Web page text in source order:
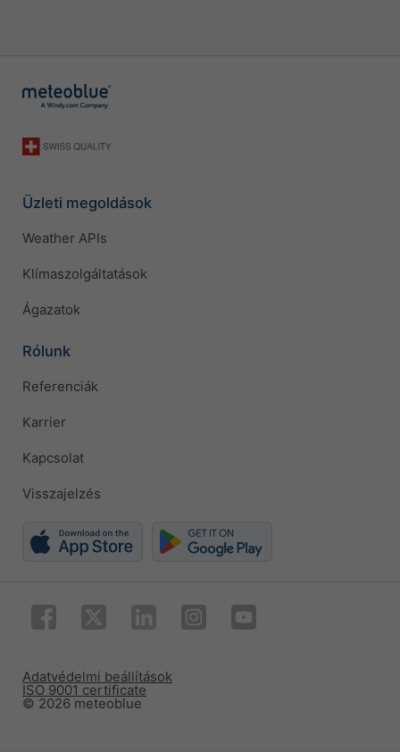
Üzleti megoldások
Weather APIs
Klímaszolgáltatások
Ágazatok
Rólunk
Referenciák
Karrier
Kapcsolat
Visszajelzés
© 2026 meteoblue
ISO 9001 certificate
Adatvédelmi beállítások